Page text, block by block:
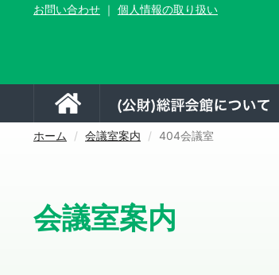
動
た
お問い合わせ ｜ 個人情報の取り扱い
ホーム 会議室案内 404会議室
会議室案内